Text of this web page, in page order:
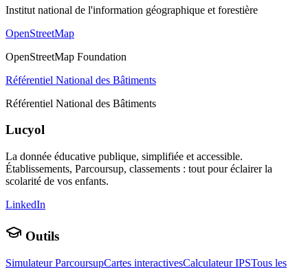
Institut national de l'information géographique et forestière
OpenStreetMap
OpenStreetMap Foundation
Référentiel National des Bâtiments
Référentiel National des Bâtiments
Lucyol
La donnée éducative publique, simplifiée et accessible.
Établissements, Parcoursup, classements : tout pour éclairer la
scolarité de vos enfants.
LinkedIn
Outils
Simulateur ParcoursupCartes interactivesCalculateur IPSTous les